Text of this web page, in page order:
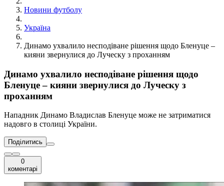
Новини футболу
Україна
Динамо ухвалило несподіване рішення щодо Бленуце –
кияни звернулися до Луческу з проханням
Динамо ухвалило несподіване рішення щодо
Бленуце – кияни звернулися до Луческу з
проханням
Нападник Динамо Владислав Бленуце може не затриматися
надовго в столиці України.
Поділитись
0
коментарі